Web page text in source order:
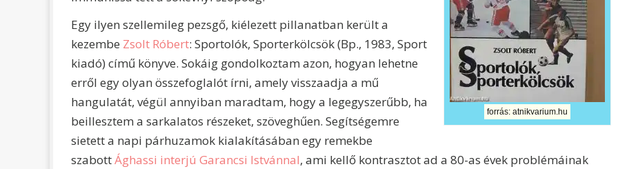
forrás: atnikvarium.hu
Egy ilyen szellemileg pezsgő, kiélezett pillanatban került a
kezembe Zsolt Róbert: Sportolók, Sporterkölcsök (Bp., 1983, Sport
kiadó) című könyve. Sokáig gondolkoztam azon, hogyan lehetne
erről egy olyan összefoglalót írni, amely visszaadja a mű
hangulatát, végül annyiban maradtam, hogy a legegyszerűbb, ha
beillesztem a sarkalatos részeket, szöveghűen. Segítségemre
sietett a napi párhuzamok kialakításában egy remekbe
szabottÁghassi interjú Garancsi Istvánnal, ami kellő kontrasztot ad a 80-as évek problémáinak